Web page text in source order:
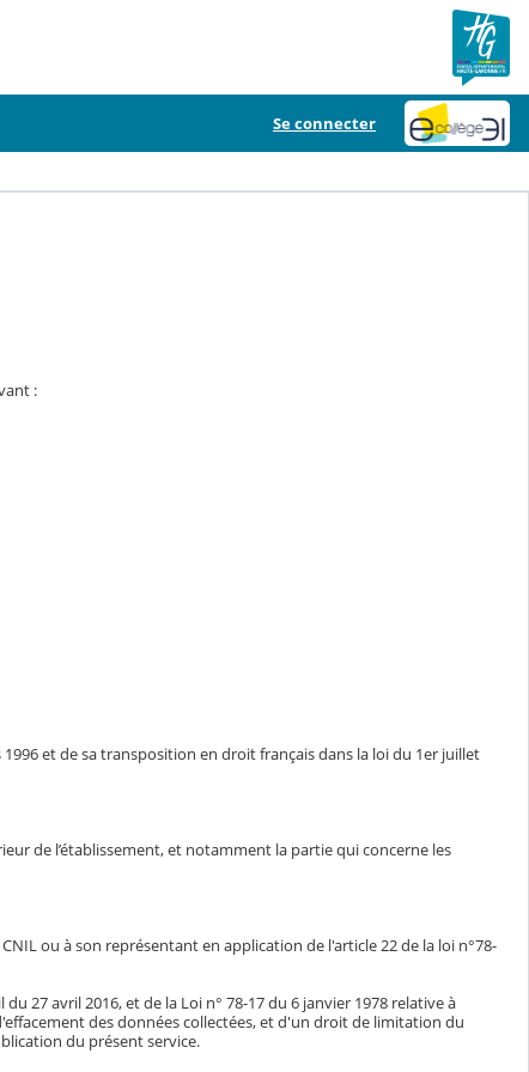
Se connecter
:
et de sa transposition en droit français dans la loi du 1er juillet
de l’établissement, et notamment la partie qui concerne les
ou à son représentant en application de l'article 22 de la loi n°78-
27 avril 2016, et de la Loi n° 78-17 du 6 janvier 1978 relative à
des données collectées, et d'un droit de limitation du
du présent service.